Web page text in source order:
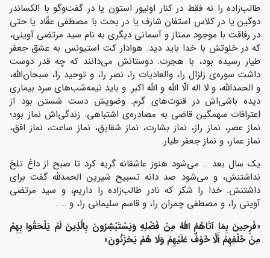
طالب‌زاده را نه فقط در کنار اولیور استون یا در گفت‌وگو با الکساندر
دوگین یا در کلاس استفان شارف یا در بحث با مصطفی عقّاد یا حتی
در رفاقت با موجود ممتاز و آسمانی دیگری به نام سید مرتضی آوینی،
که در خلوتش با خدا باید دید. هوادار کت استیونس به عشق جعفر
طیار رسیده بود، با هجرت. دوستانش می‌دانند که چه قدر دوست
داشت سوره‌ی زلزال را، والعادیات را، نصر را، و توحید را، سبحان‌الله،
و الحمدالله، و لا اله الّا الله و الله اکبر. و باید نیمه‌شب‌های سرد بیماری
دیده باشی‌اش در قنوت‌های گرم. وضویش دست شستن بود از
اعترافات سهمگین قاضی به مصادره‌ی اشتباهی. زندگی‌اش نماز بود؛
نماز عصر، نماز راز، نماز بشارت، نماز شقایق، نماز ساعت، نماز افق،
نماز عمار، و نماز جعفر طیار.
یک سال بعد … می‌شود هنوز عاشقانه گریه کرد تا صبح از داغ تلخ
نداشتنش، و می‌شود صد دانه تسبیح شیرین الحمدلله گفت برای
داشتنش. خدا را شکر که نادر طالب‌زاده را داریم، و سید مرتضی
آوینی را، و مصطفی چمران را، و قاسم سلیمانی را، و … .
«فَرِحِينَ بِمَا آتَاهُمُ اللَّهُ مِنْ فَضْلِهِ وَيَسْتَبْشِرُونَ بِالَّذِينَ لَمْ يَلْحَقُوا بِهِمْ
مِنْ خَلْفِهِمْ أَلَّا خَوْفٌ عَلَيْهِمْ وَلَا هُمْ يَحْزَنُونَ»